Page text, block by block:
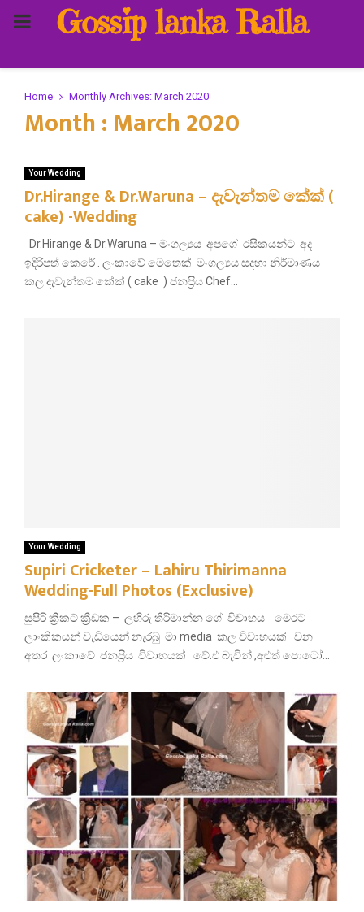
PRIMARY
MENU
Gossip lanka Ralla
Home Monthly Archives: March 2020
Month : March 2020
Your Wedding
Dr.Hirange & Dr.Waruna – දැවැන්තම කේක් (
cake) -Wedding
Dr.Hirange & Dr.Waruna – මංගල්‍යය අපගේ රසිකයන්ට අද
ඉදිරිපත් කෙරේ . ලංකාවේ මෙතෙක් මංගල්‍යය සදහා නිර්මාණය
කල දැවැන්තම කේක් ( cake ) ජනප්‍රිය Chef...
Your Wedding
Supiri Cricketer – Lahiru Thirimanna
Wedding-Full Photos (Exclusive)
සුපිරි ක්‍රිකට් ක්‍රීඩක – ලහිරු තිරිමාන්න ගේ විවාහය මෙරට
ලාංකිකයන් වැඩියෙන් නැරබු මා media කල විවාහයක් වන
අතර ලංකාවේ ජනප්‍රිය විවාහයක් වේ.එ බැවින් ,අළුත් පොටෝ...